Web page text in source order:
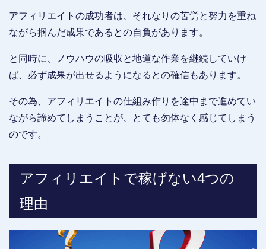
アフィリエイトの成功者は、それなりの苦労と努力を重ね
ながら掴んだ成果であるとの自負があります。
と同時に、ノウハウの吸収と地道な作業を継続していけ
ば、必ず成果が出せるようになるとの確信もあります。
その為、アフィリエイトの仕組み作りを途中まで進めてい
ながら諦めてしまうことが、とても勿体なく感じてしまう
のです。
アフィリエイトで稼げない4つの
理由